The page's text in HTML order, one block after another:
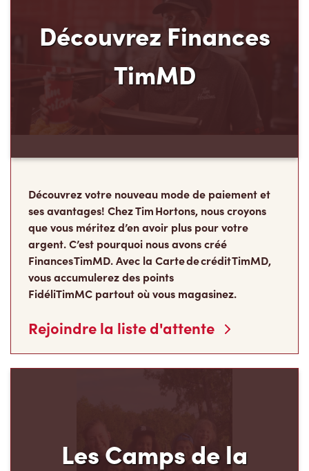
Découvrez Finances
TimMD
Découvrez votre nouveau mode de paiement et
ses avantages! Chez Tim Hortons, nous croyons
que vous méritez d’en avoir plus pour votre
argent. C’est pourquoi nous avons créé
Finances TimMD. Avec la Carte de crédit TimMD,
vous accumulerez des points
FidéliTimMC partout où vous magasinez.
Rejoindre la liste d'attente
Les Camps de la